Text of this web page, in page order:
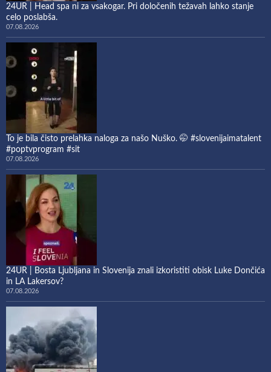
24UR | Head spa ni za vsakogar. Pri določenih težavah lahko stanje
celo poslabša.
07.08.2026
To je bila čisto prelahka naloga za našo Nuško. 🤭 #slovenijaimatalent
#poptvprogram #sit
07.08.2026
24UR | Bosta Ljubljana in Slovenija znali izkoristiti obisk Luke Dončića
in LA Lakersov?
07.08.2026